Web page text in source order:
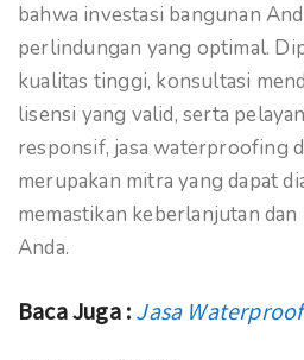
bahwa investasi bangunan
perlindungan yang optimal.
kualitas tinggi, konsultasi
lisensi yang valid, serta
responsif, jasa waterproofing
merupakan mitra yang dapat
memastikan keberlanjutan
Anda.
Baca Juga : Jasa